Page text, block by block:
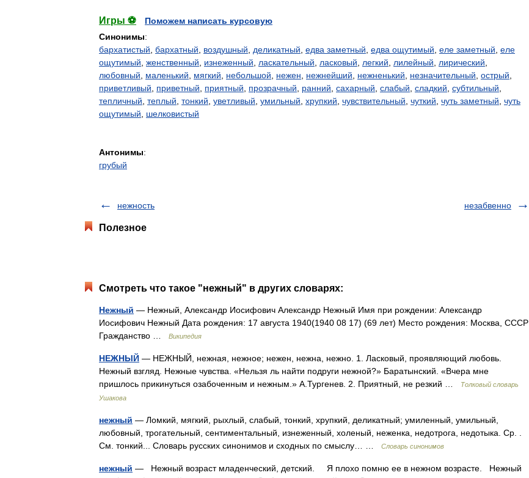
Игры ⚽
Поможем написать курсовую
Синонимы:
бархатистый бархатный воздушный деликатный едва заметный едва ощутимый еле заметный еле
ощутимый женственный изнеженный ласкательный ласковый легкий лилейный лирический
любовный
маленький мягкий небольшой нежен нежнейший нежненький незначительный острый
приветливый
приветный приятный прозрачный ранний сахарный слабый сладкий субтильный
тепличный теплый тонкий уветливый умильный хрупкий чувствительный чуткий чуть заметный чуть
ощутимый
шелковистый
Антонимы:
грубый
нежность незабвенно
Полезное
Смотреть что такое "нежный" в других словарях:
Нежный — Нежный, Александр Иосифович Александр Нежный Имя при рождении: Александр
Иосифович Нежный Дата рождения: 17 августа 1940(1940 08 17) (69 лет) Место рождения: Москва, СССР
Гражданство …
Википедия
НЕЖНЫЙ — НЕЖНЫЙ, нежная, нежное; нежен, нежна, нежно. 1. Ласковый, проявляющий любовь.
Нежный взгляд. Нежные чувства. «Нельзя ль найти подруги нежной?» Баратынский. «Вчера мне
пришлось прикинуться озабоченным и нежным.» А.Тургенев. 2. Приятный, не резкий …
Толковый словарь
Ушакова
нежный — Ломкий, мягкий, рыхлый, слабый, тонкий, хрупкий, деликатный; умиленный, умильный,
любовный, трогательный, сентиментальный, изнеженный, холеный, неженка, недотрога, недотыка. Ср. .
См. тонкий... Словарь русских синонимов и сходных по смыслу… …
Словарь синонимов
нежный — Нежный возраст младенческий, детский. Я плохо помню ее в нежном возрасте. Нежный